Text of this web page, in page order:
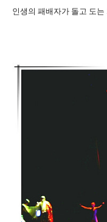
인생의 패배자가 돌고 도